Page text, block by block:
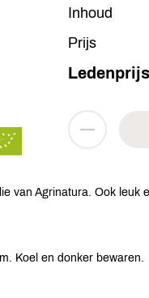
Inhoud
Prijs
Ledenprijs
van Agrinatura. Ook leuk
Koel en donker bewaren.